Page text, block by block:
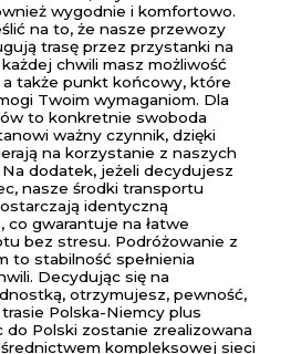
wygodnie i komfortowo.
na to, że nasze przewozy
trasę przez przystanki na
chwili masz możliwość
także punkt końcowy, które
Twoim wymaganiom. Dla
to konkretnie swoboda
ważny czynnik, dzięki
na korzystanie z naszych
dodatek, jeżeli decydujesz
nasze środki transportu
identyczną
co gwarantuje na łatwe
bez stresu. Podróżowanie z
to stabilność spełnienia
Decydując się na
otrzymujesz, pewność,
Polska-Niemcy plus
Polski zostanie zrealizowana
kompleksowej sieci